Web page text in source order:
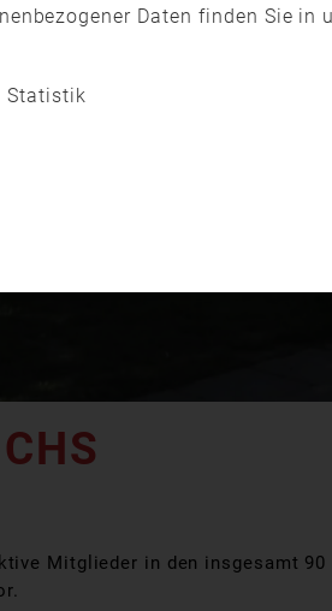
Mitglieder in den insgesamt
Daten finden Sie in
Statistik